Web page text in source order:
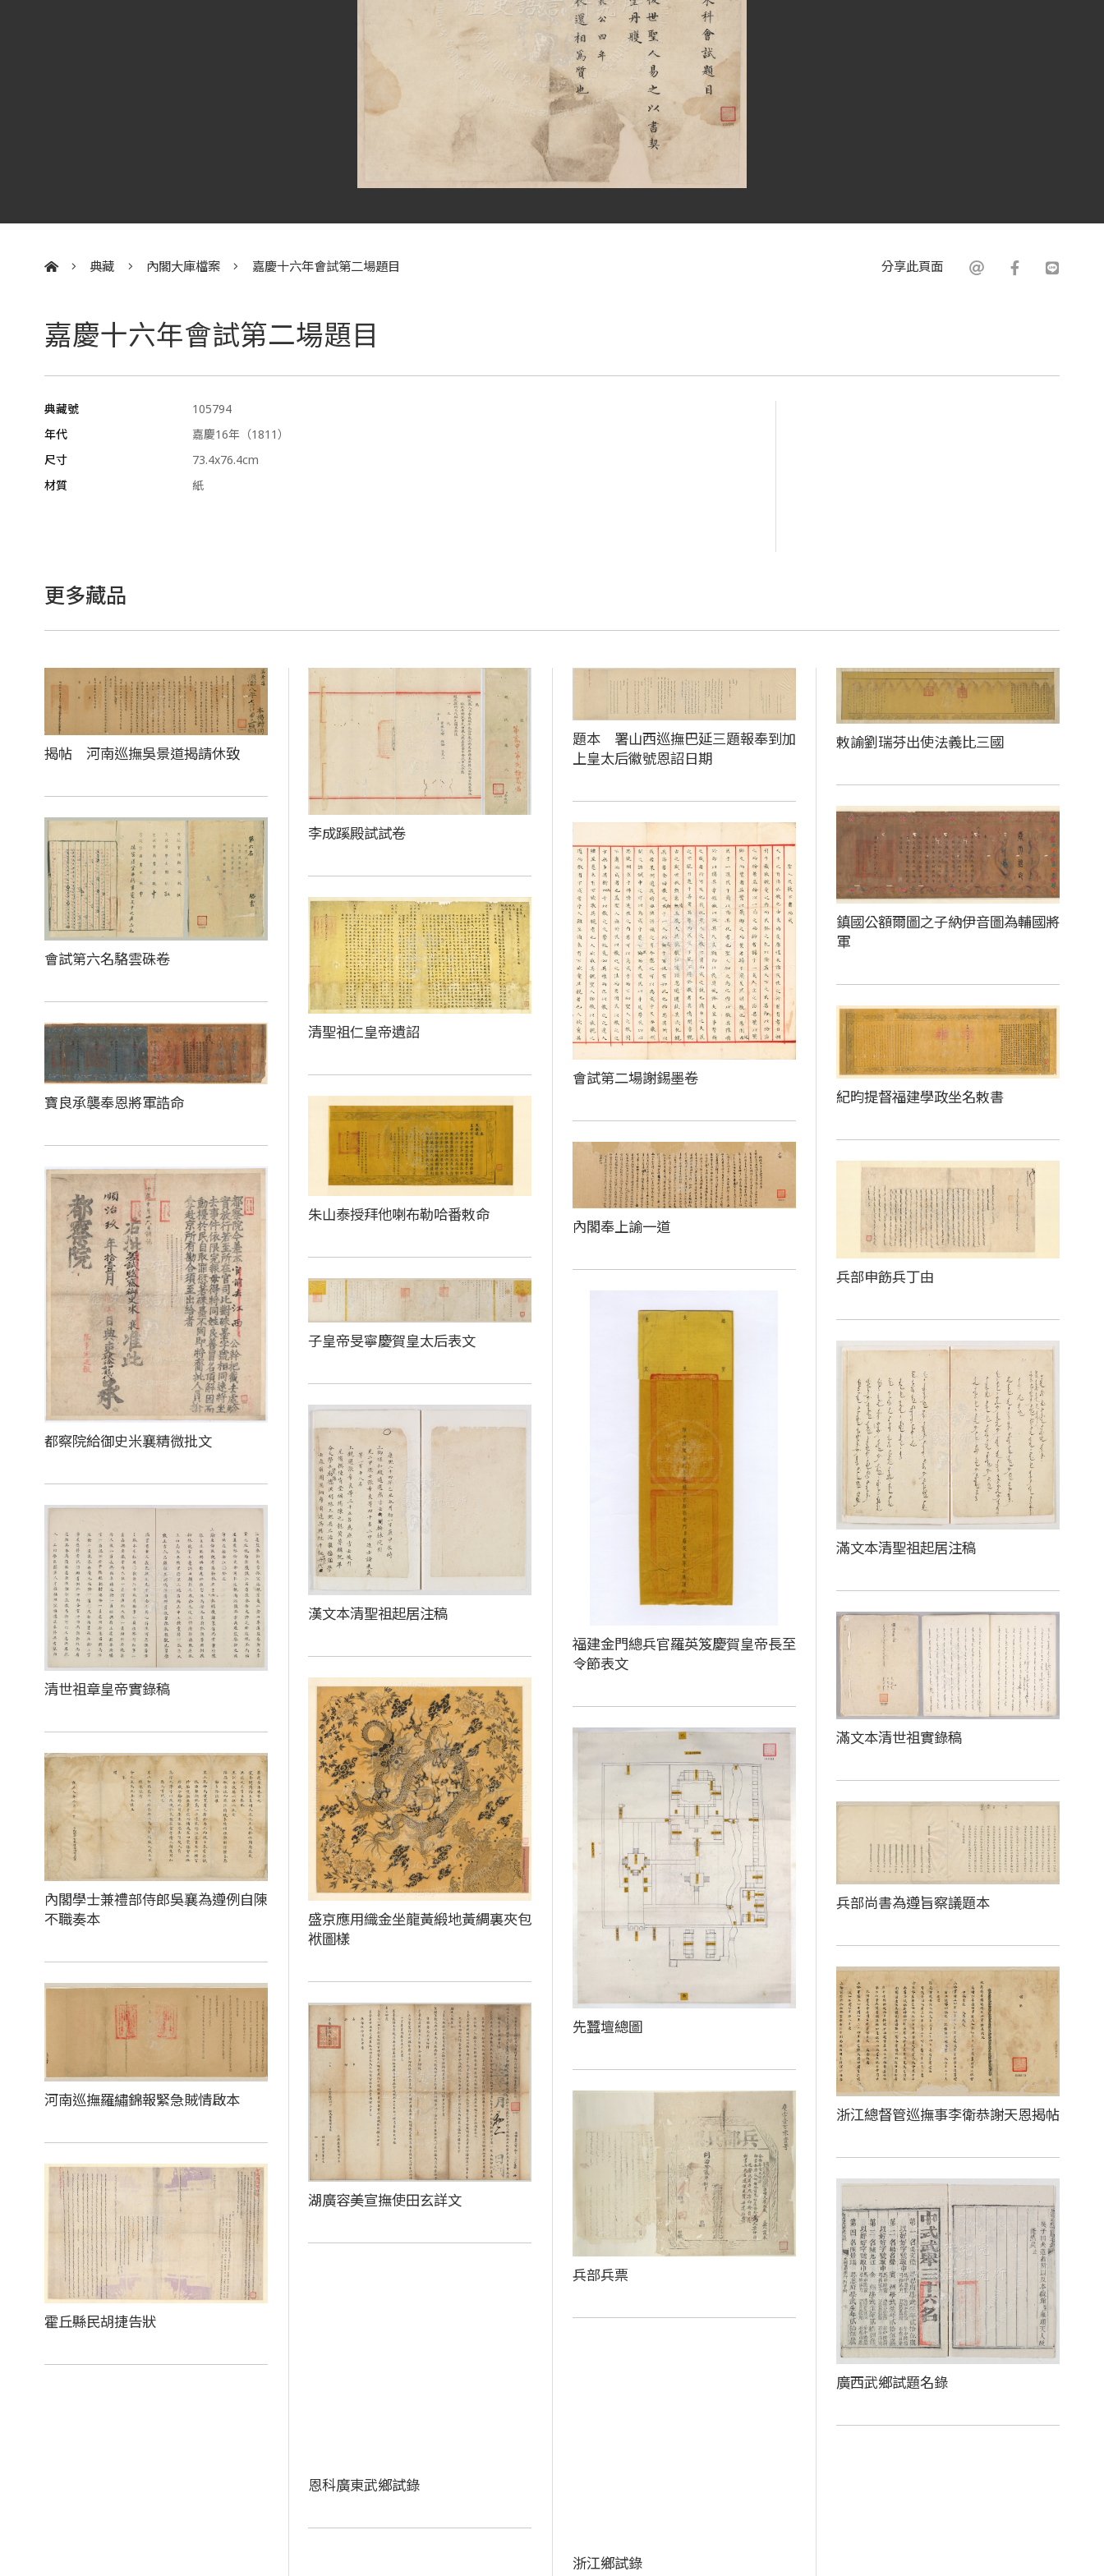
典藏 內閣大庫檔案 嘉慶十六年會試第二場題目 分享此頁面
嘉慶十六年會試第二場題目
典藏號
105794
年代
嘉慶16年（1811）
尺寸
73.4x76.4cm
材質
紙
更多藏品
揭帖 河南巡撫吳景道揭請休致
李成蹊殿試試卷
題本 署山西巡撫巴延三題報奉到加
上皇太后徽號恩詔日期
敕諭劉瑞芬出使法義比三國
鎮國公額爾圖之子納伊音圖為輔國將
軍
會試第六名駱雲硃卷
會試第二場謝錫墨卷
清聖祖仁皇帝遺詔
紀昀提督福建學政坐名敕書
寶良承襲奉恩將軍誥命
朱山泰授拜他喇布勒哈番敕命
內閣奉上諭一道
兵部申飭兵丁由
都察院給御史米襄精微批文
子皇帝旻寧慶賀皇太后表文
福建金門總兵官羅英笈慶賀皇帝長至
令節表文
滿文本清聖祖起居注稿
漢文本清聖祖起居注稿
清世祖章皇帝實錄稿
滿文本清世祖實錄稿
盛京應用織金坐龍黃緞地黃綢裏夾包
袱圖樣
先蠶壇總圖
內閣學士兼禮部侍郎吳襄為遵例自陳
不職奏本
兵部尚書為遵旨察議題本
浙江總督管巡撫事李衛恭謝天恩揭帖
河南巡撫羅繡錦報緊急賊情啟本
湖廣容美宣撫使田玄詳文
兵部兵票
霍丘縣民胡捷告狀
廣西武鄉試題名錄
恩科廣東武鄉試錄
浙江鄉試錄